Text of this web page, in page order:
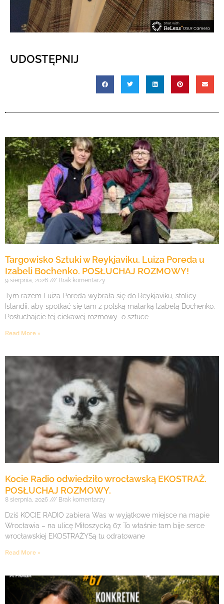
UDOSTĘPNIJ
Targowisko Sztuki w Reykjaviku. Luiza Poreda u
Izabeli Bochenko. POSŁUCHAJ ROZMOWY!
9 sierpnia, 2026 Brak komentarzy
Tym razem Luiza Poreda wybrała się do Reykjaviku, stolicy
Islandii, aby spotkać się tam z polską malarką Izabelą Bochenko.
Posłuchajcie tej ciekawej rozmowy o sztuce
Read More »
Kocie Radio odwiedziło wrocławską EKOSTRAŻ.
POSŁUCHAJ ROZMOWY.
8 sierpnia, 2026 Brak komentarzy
Dziś KOCIE RADIO zabiera Was w wyjątkowe miejsce na mapie
Wrocławia – na ulicę Miłoszycką 67. To właśnie tam bije serce
wrocławskiej EKOSTRAŻYSą tu odratowane
Read More »